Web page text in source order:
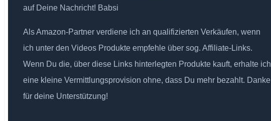
auf Deine Nachricht! Babsi
Als Amazon-Partner verdiene ich an qualifizierten Verkäufen, wenn
ich unter den Videos Produkte empfehle über sog. Affiliate-Links.
Wenn Du die, über diese Links hinterlegten Produkte kauft, erhalte ich
eine kleine Vermittlungsprovision ohne, dass Du mehr bezahlt. Danke
für deine Unterstützung!